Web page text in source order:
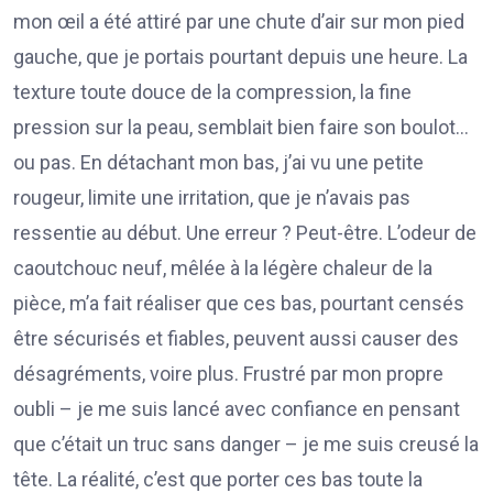
mon œil a été attiré par une chute d’air sur mon pied
gauche, que je portais pourtant depuis une heure. La
texture toute douce de la compression, la fine
pression sur la peau, semblait bien faire son boulot…
ou pas. En détachant mon bas, j’ai vu une petite
rougeur, limite une irritation, que je n’avais pas
ressentie au début. Une erreur ? Peut-être. L’odeur de
caoutchouc neuf, mêlée à la légère chaleur de la
pièce, m’a fait réaliser que ces bas, pourtant censés
être sécurisés et fiables, peuvent aussi causer des
désagréments, voire plus. Frustré par mon propre
oubli – je me suis lancé avec confiance en pensant
que c’était un truc sans danger – je me suis creusé la
tête. La réalité, c’est que porter ces bas toute la